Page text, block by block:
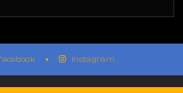
instagram